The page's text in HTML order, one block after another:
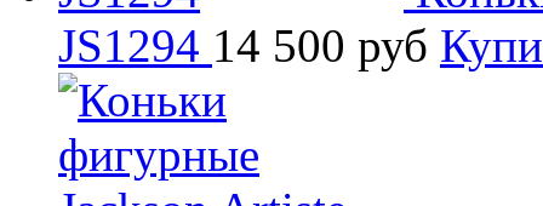
JS1294 14 500 руб